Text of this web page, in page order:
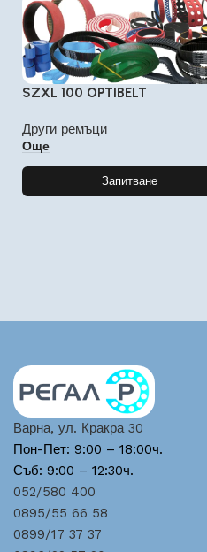
SZXL 100 OPTIBELT
Други ремъци
Още
Запитване
Варна, ул. Кракра 30
Пон-Пет: 9:00 – 18:00ч.
Съб: 9:00 – 12:30ч.
052/580 400
0895/55 66 58
0899/17 37 37